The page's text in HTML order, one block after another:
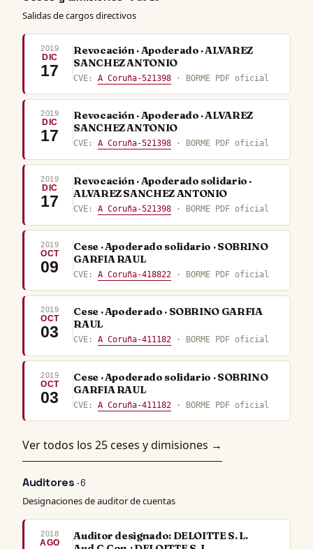
Salidas de cargos directivos
2019
DIC
17
Revocación · Apoderado · ALVAREZ
SANCHEZ ANTONIO
CVE:A Coruña-521398 · BORME PDF oficial
2019
DIC
17
Revocación · Apoderado · ALVAREZ
SANCHEZ ANTONIO
CVE:A Coruña-521398 · BORME PDF oficial
2019
DIC
17
Revocación · Apoderado solidario ·
ALVAREZ SANCHEZ ANTONIO
CVE:A Coruña-521398 · BORME PDF oficial
2019
OCT
09
Cese · Apoderado solidario · SOBRINO
GARFIA RAUL
CVE:A Coruña-418822 · BORME PDF oficial
2019
OCT
03
Cese · Apoderado · SOBRINO GARFIA
RAUL
CVE:A Coruña-411182 · BORME PDF oficial
2019
OCT
03
Cese · Apoderado solidario · SOBRINO
GARFIA RAUL
CVE:A Coruña-411182 · BORME PDF oficial
Ver todos los 25 ceses y dimisiones →
Auditores · 6
Designaciones de auditor de cuentas
2018
AGO
Auditor designado: DELOITTE S. L.